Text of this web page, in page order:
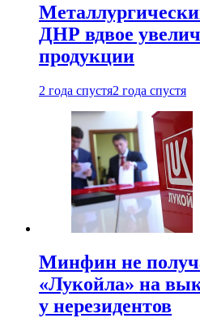
ДНР вдвое
продукции
2 года спустя2 года спустя
Минфин не
«Лукойла» на
у нерезидентов